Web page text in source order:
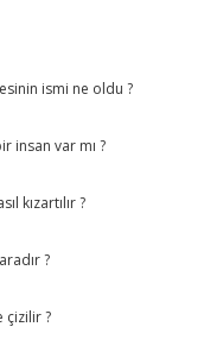
ismi ne oldu ?
insan var mı ?
kızartılır ?
?
çizilir ?